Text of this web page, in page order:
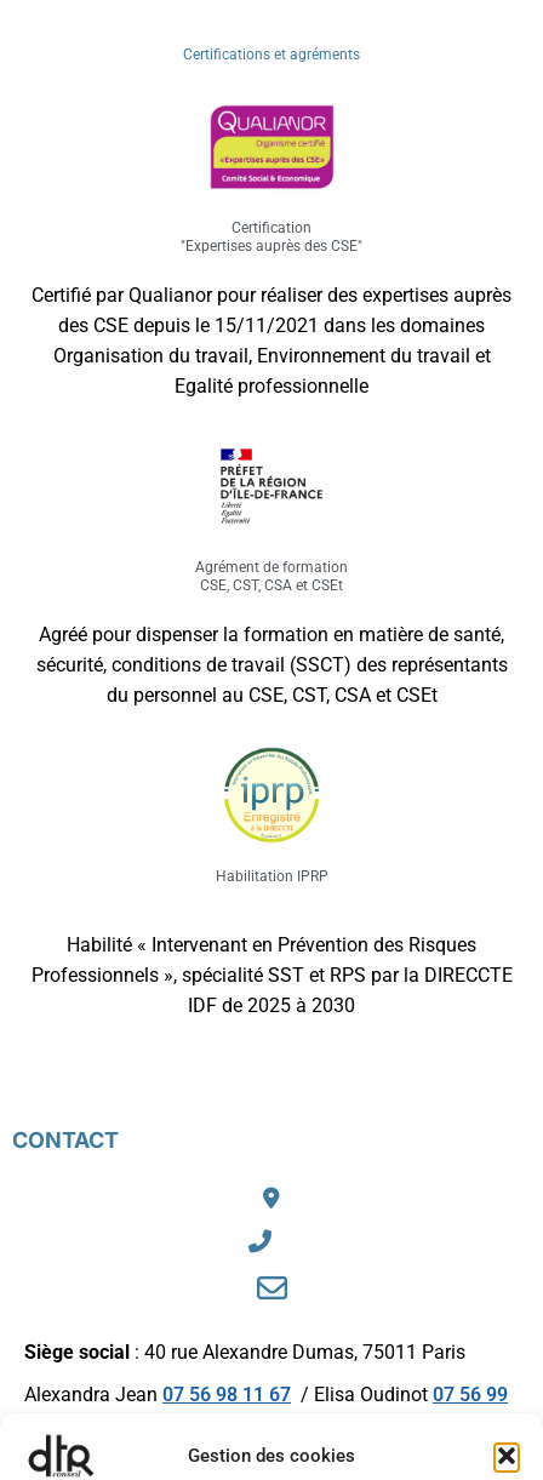
Gestion des cookies
Certifications et agréments
Certification
"Expertises auprès des CSE"
Certifié par Qualianor pour réaliser des expertises auprès
des CSE depuis le 15/11/2021 dans les domaines
Organisation du travail, Environnement du travail et
Egalité professionnelle
Agrément de formation
CSE, CST, CSA et CSEt
Agréé pour dispenser la formation en matière de santé,
sécurité, conditions de travail (SSCT) des représentants
du personnel au CSE, CST, CSA et CSEt
Habilitation IPRP
Habilité « Intervenant en Prévention des Risques
Professionnels », spécialité SST et RPS par la DIRECCTE
IDF de 2025 à 2030
CONTACT
Siège social : 40 rue Alexandre Dumas, 75011 Paris
Alexandra Jean 07 56 98 11 67 / Elisa Oudinot 07 56 99
contact@dtrconseil.com